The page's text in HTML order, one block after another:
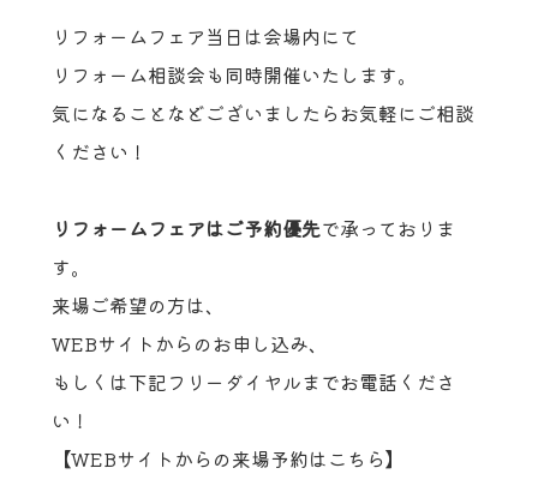
リフォームフェア当日は会場内にて
リフォーム相談会も同時開催いたします。
気になることなどございましたらお気軽にご相談
ください！
リフォームフェアはご予約優先で承っておりま
す。
来場ご希望の方は、
WEBサイトからのお申し込み、
もしくは下記フリーダイヤルまでお電話くださ
い！
【WEBサイトからの来場予約はこちら】